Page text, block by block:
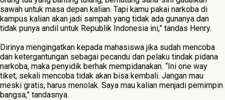
sawah untuk masa depan kalian. Tapi kamu pakai narkoba di
kampus kalian akan jadi sampah yang tidak ada gunanya dan
tidak punya andil untuk Republik Indonesia ini,” tandas Henry.
Dirinya mengingatkan kepada mahasiswa jika sudah mencoba
dan ketergantungan sebagai pecandu dan pelaku tindak pidana
narkoba, maka penyidik berhak mempidanakan. “Ini one way
tiket, sekali mencoba tidak akan bisa kembali. Jangan mau
meski gratis, harus menolak. Saya mau kalian menjadi pemimpin
bangsa,” tandasnya.